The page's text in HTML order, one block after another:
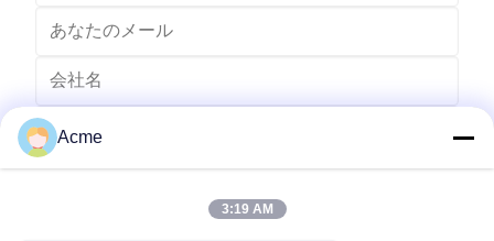
Acme
3:19 AM